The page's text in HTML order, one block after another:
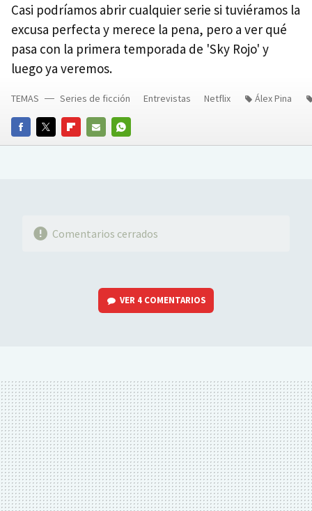
Casi podríamos abrir cualquier serie si tuviéramos la
excusa perfecta y merece la pena, pero a ver qué
pasa con la primera temporada de 'Sky Rojo' y
luego ya veremos.
FACEBOOKTWITTERFLIPBOARD
E-
WHATSAPP
TEMAS Series de ficción Entrevistas Netflix Álex Pina
Comentarios cerrados
VER 4 COMENTARIOS